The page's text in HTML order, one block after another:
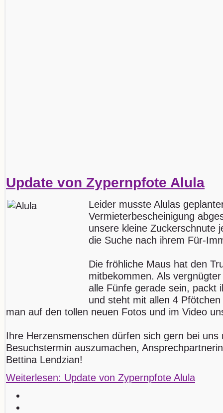
Update von Zypernpfote Alula
Leider musste Alulas
Vermieterbescheinigung
unsere kleine Zuckerschnute
die Suche nach ihrem Für-
Die fröhliche Maus hat den
mitbekommen. Als
alle Fünfe gerade sein, packt
und steht mit allen 4
man auf den tollen neuen Fotos und im Video
Ihre Herzensmenschen dürfen sich gern bei uns
Besuchstermin auszumachen,
Bettina Lendzian!
Weiterlesen: Update von Zypernpfote Alula